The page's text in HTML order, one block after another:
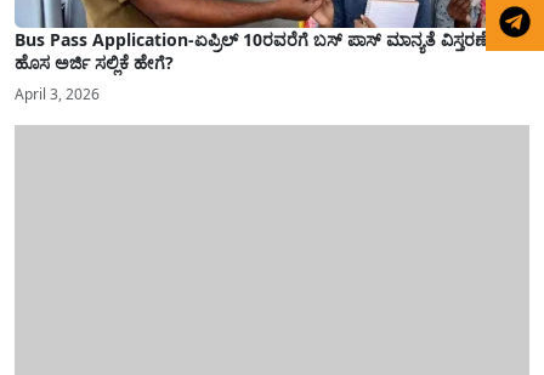
Bus Pass Application-ಏಪ್ರಿಲ್ 10ರವರೆಗೆ ಬಸ್ ಪಾಸ್ ಮಾನ್ಯತೆ ವಿಸ್ತರಣೆ,
ಹೊಸ ಅರ್ಜಿ ಸಲ್ಲಿಕೆ ಹೇಗೆ?
April 3, 2026